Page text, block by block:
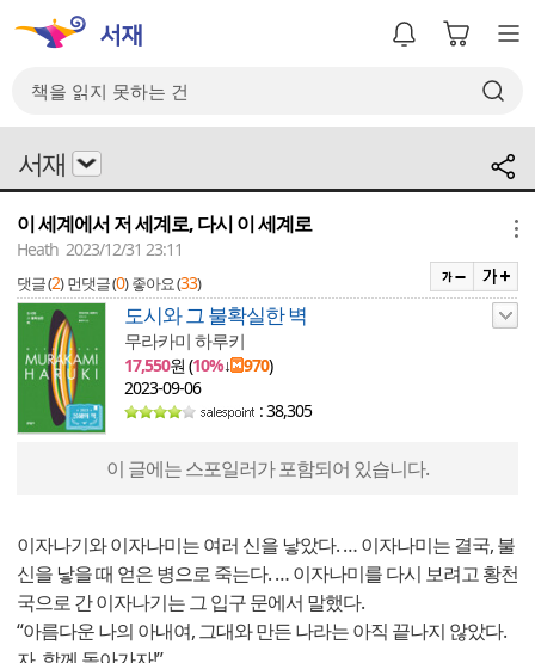
서재
이 세계에서 저 세계로, 다시 이 세계로
Heath 2023/12/31 23:11
댓글 (2) 먼댓글 (0) 좋아요 (33)
도시와 그 불확실한 벽
무라카미 하루키
17,550원 (10%↓ 970)
2023-09-06
: 38,305
이 글에는 스포일러가 포함되어 있습니다.
이자나기와 이자나미는 여러 신을 낳았다. … 이자나미는 결국, 불
신을 낳을 때 얻은 병으로 죽는다. … 이자나미를 다시 보려고 황천
국으로 간 이자나기는 그 입구 문에서 말했다.
“아름다운 나의 아내여, 그대와 만든 나라는 아직 끝나지 않았다.